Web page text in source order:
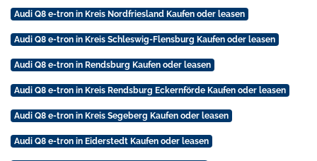
Audi Q8 e-tron in Kreis Nordfriesland Kaufen oder leasen
Audi Q8 e-tron in Kreis Schleswig-Flensburg Kaufen oder leasen
Audi Q8 e-tron in Rendsburg Kaufen oder leasen
Audi Q8 e-tron in Kreis Rendsburg Eckernförde Kaufen oder leasen
Audi Q8 e-tron in Kreis Segeberg Kaufen oder leasen
Audi Q8 e-tron in Eiderstedt Kaufen oder leasen